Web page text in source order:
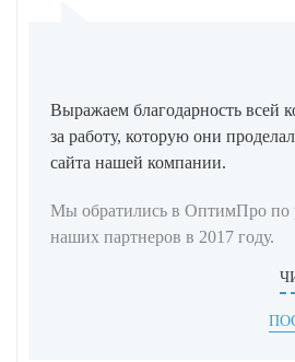
Выражаем благодарность всей
за работу, которую они
сайта нашей компании.
Мы обратились в ОптимПро по
наших партнеров в 2017 году.